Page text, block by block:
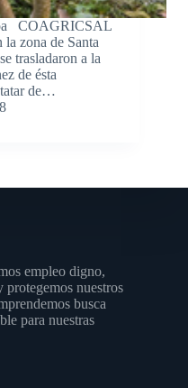
COAGRICSAL
la zona de Santa
trasladaron a la
de ésta
de…
empleo digno,
nuestros
busca
para nuestras